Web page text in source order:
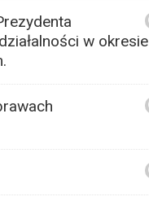
w okresie